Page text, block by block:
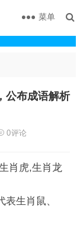
菜单
公布成语解析
0评论
肖虎,生肖龙
生肖鼠、